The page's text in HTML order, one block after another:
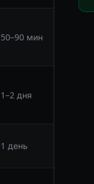
50–90 мин
1–2 дня
1 день